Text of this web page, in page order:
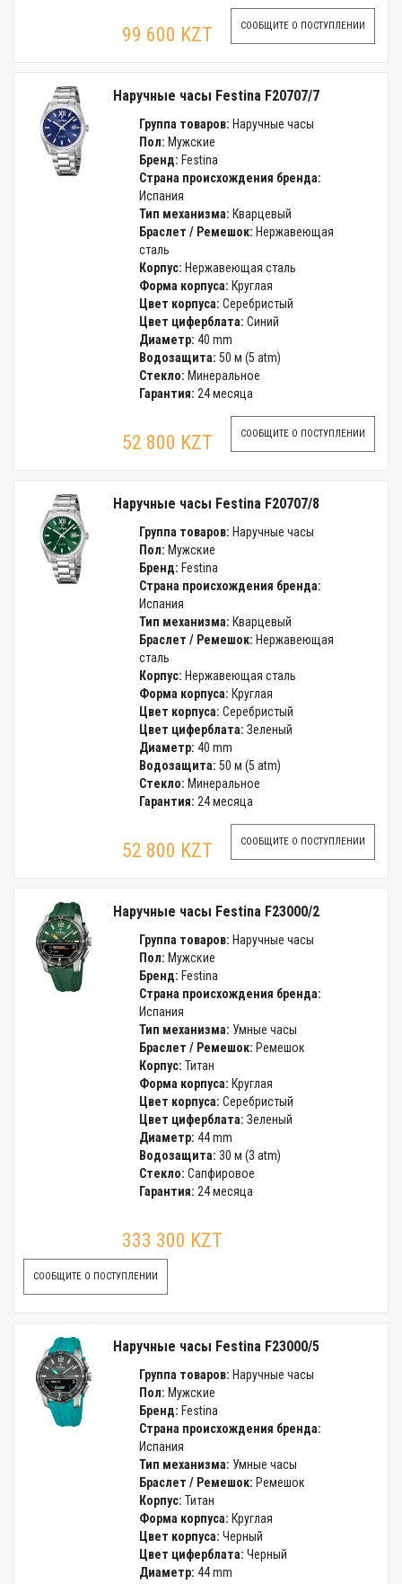
99 600 KZT СООБЩИТЕ О ПОСТУПЛЕНИИ
Наручные часы Festina F20707/7
Группа товаров: Наручные часы
Пол: Мужские
Бренд: Festina
Страна происхождения бренда:
Испания
Тип механизма: Кварцевый
Браслет / Ремешок: Нержавеющая
сталь
Корпус: Нержавеющая сталь
Форма корпуса: Круглая
Цвет корпуса: Серебристый
Цвет циферблата: Синий
Диаметр: 40 mm
Водозащита: 50 м (5 atm)
Стекло: Минеральное
Гарантия: 24 месяца
52 800 KZT СООБЩИТЕ О ПОСТУПЛЕНИИ
Наручные часы Festina F20707/8
Группа товаров: Наручные часы
Пол: Мужские
Бренд: Festina
Страна происхождения бренда:
Испания
Тип механизма: Кварцевый
Браслет / Ремешок: Нержавеющая
сталь
Корпус: Нержавеющая сталь
Форма корпуса: Круглая
Цвет корпуса: Серебристый
Цвет циферблата: Зеленый
Диаметр: 40 mm
Водозащита: 50 м (5 atm)
Стекло: Минеральное
Гарантия: 24 месяца
52 800 KZT СООБЩИТЕ О ПОСТУПЛЕНИИ
Наручные часы Festina F23000/2
Группа товаров: Наручные часы
Пол: Мужские
Бренд: Festina
Страна происхождения бренда:
Испания
Тип механизма: Умные часы
Браслет / Ремешок: Ремешок
Корпус: Титан
Форма корпуса: Круглая
Цвет корпуса: Серебристый
Цвет циферблата: Зеленый
Диаметр: 44 mm
Водозащита: 30 м (3 atm)
Стекло: Сапфировое
Гарантия: 24 месяца
333 300 KZT
СООБЩИТЕ О ПОСТУПЛЕНИИ
Наручные часы Festina F23000/5
Группа товаров: Наручные часы
Пол: Мужские
Бренд: Festina
Страна происхождения бренда:
Испания
Тип механизма: Умные часы
Браслет / Ремешок: Ремешок
Корпус: Титан
Форма корпуса: Круглая
Цвет корпуса: Черный
Цвет циферблата: Черный
Диаметр: 44 mm